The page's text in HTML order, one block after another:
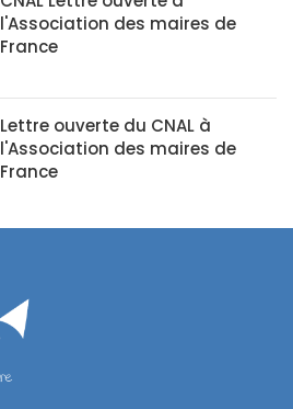
l'Association des maires de
France
Lettre ouverte du CNAL à
l'Association des maires de
France